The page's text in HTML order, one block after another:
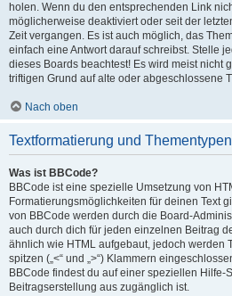
holen. Wenn du den entsprechenden Link
möglicherweise deaktiviert oder seit der
Zeit vergangen. Es ist auch möglich, das
einfach eine Antwort darauf schreibst. Stelle
dieses Boards beachtest! Es wird meist nicht
triftigen Grund auf alte oder abgeschlossene
Nach oben
Textformatierung und Thementypen
Was ist BBCode?
BBCode ist eine spezielle Umsetzung von
Formatierungsmöglichkeiten für deinen Text
von BBCode werden durch die Board-
auch durch dich für jeden einzelnen Beitrag
ähnlich wie HTML aufgebaut, jedoch werden
spitzen („<“ und „>“) Klammern
BBCode findest du auf einer speziellen Hilfe-
Beitragserstellung aus zugänglich ist.